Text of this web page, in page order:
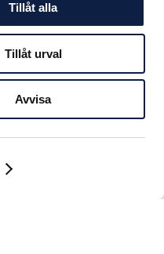
Tillåt alla
Tillåt urval
Avvisa